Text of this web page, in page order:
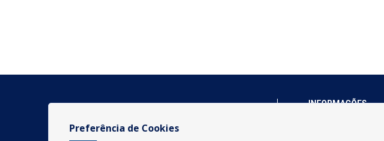
INFORMAÇÕES
Preferência de Cookies